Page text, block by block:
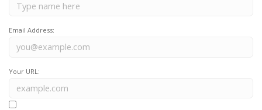
Email Address:
Your URL: